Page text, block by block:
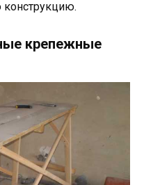
конструкцию.
крепежные